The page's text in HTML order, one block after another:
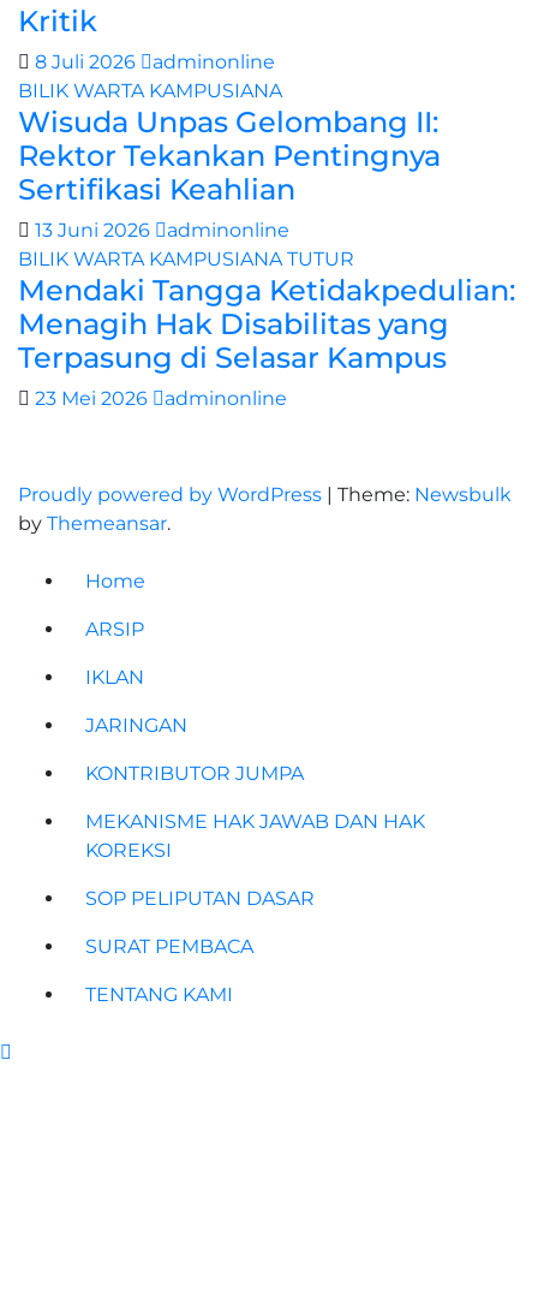
Kritik
8 Juli 2026
adminonline
BILIK WARTA KAMPUSIANA
Wisuda Unpas Gelombang II:
Rektor Tekankan Pentingnya
Sertifikasi Keahlian
13 Juni 2026
adminonline
BILIK WARTA KAMPUSIANATUTUR
Mendaki Tangga Ketidakpedulian:
Menagih Hak Disabilitas yang
Terpasung di Selasar Kampus
23 Mei 2026 adminonline
Proudly powered by WordPress | Theme: Newsbulk
by Themeansar.
Home
ARSIP
IKLAN
JARINGAN
KONTRIBUTOR JUMPA
MEKANISME HAK JAWAB DAN HAK
KOREKSI
SOP PELIPUTAN DASAR
SURAT PEMBACA
TENTANG KAMI